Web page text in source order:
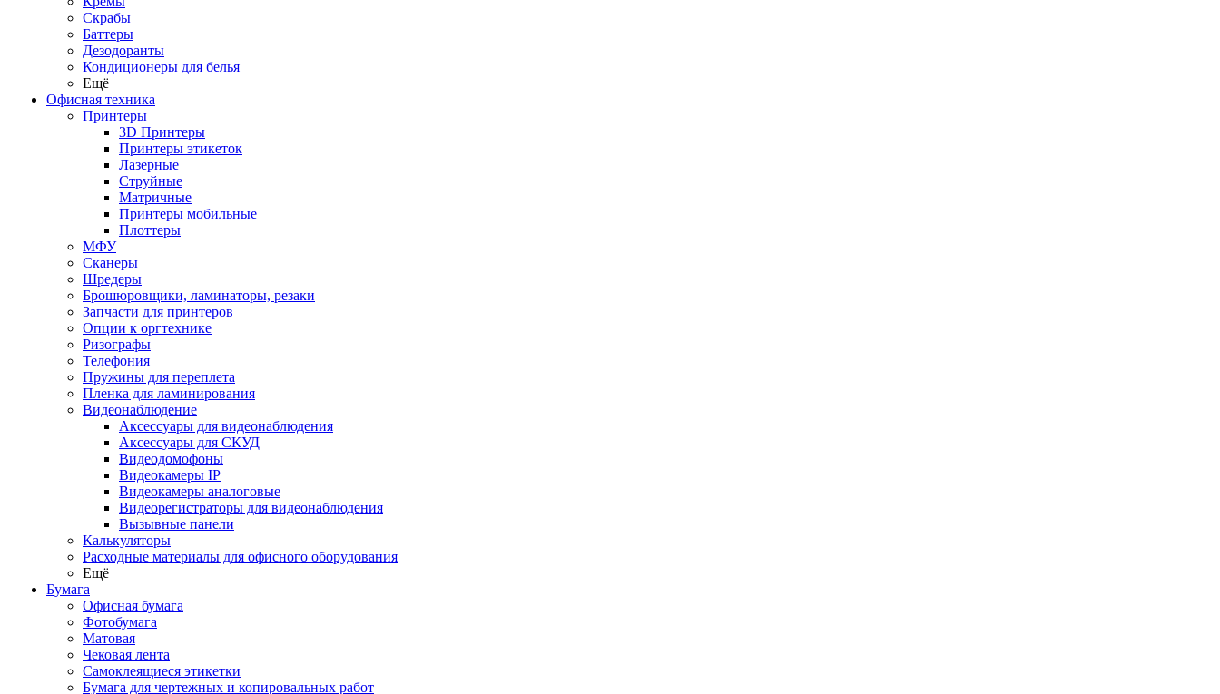
Скрабы
Баттеры
Дезодоранты
Кондиционеры для белья
Ещё
Офисная техника
Принтеры
3D Принтеры
Принтеры этикеток
Лазерные
Струйные
Матричные
Принтеры мобильные
Плоттеры
МФУ
Сканеры
Шредеры
Брошюровщики, ламинаторы, резаки
Запчасти для принтеров
Опции к оргтехнике
Ризографы
Телефония
Пружины для переплета
Пленка для ламинирования
Видеонаблюдение
Аксессуары для видеонаблюдения
Аксессуары для СКУД
Видеодомофоны
Видеокамеры IP
Видеокамеры аналоговые
Видеорегистраторы для видеонаблюдения
Вызывные панели
Калькуляторы
Расходные материалы для офисного оборудования
Ещё
Бумага
Офисная бумага
Фотобумага
Матовая
Чековая лента
Самоклеящиеся этикетки
Бумага для чертежных и копировальных работ